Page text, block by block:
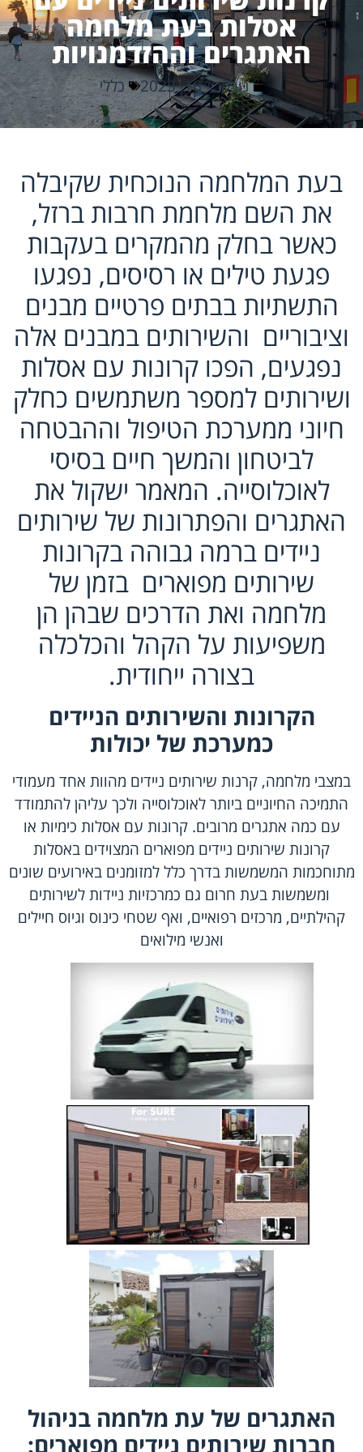
אסלות בעת מלחמה
האתגרים וההזדמנויות
נובמבר 16, 2023 כללי
בעת המלחמה הנוכחית שקיבלה
את השם מלחמת חרבות ברזל,
כאשר בחלק מהמקרים בעקבות
פגעת טילים או רסיסים, נפגעו
התשתיות בבתים פרטיים מבנים
וציבוריים והשירותים במבנים אלה
נפגעים, הפכו קרונות עם אסלות
ושירותים למספר משתמשים כחלק
חיוני ממערכת הטיפול וההבטחה
לביטחון והמשך חיים בסיסי
לאוכלוסייה. המאמר ישקול את
האתגרים והפתרונות של שירותים
ניידים ברמה גבוהה בקרונות
שירותים מפוארים בזמן של
מלחמה ואת הדרכים שבהן הן
משפיעות על הקהל והכלכלה
בצורה ייחודית.
הקרונות והשירותים הניידים
כמערכת של יכולות
במצבי מלחמה, קרנות שירותים ניידים מהוות אחד מעמודי
התמיכה החיוניים ביותר לאוכלוסייה ולכך עליהן להתמודד
עם כמה אתגרים מרובים. קרונות עם אסלות כימיות או
קרונות שירותים ניידים מפוארים המצוידים באסלות
מתוחכמות המשמשות בדרך כלל למזומנים באירועים שונים
ומשמשות בעת חרום גם כמרכזיות ניידות לשירותים
קהילתיים, מרכזים רפואיים, ואף שטחי כינוס וגיוס חיילים
ואנשי מילואים
האתגרים של עת מלחמה בניהול
חברות שירותים ניידים מפוארים: